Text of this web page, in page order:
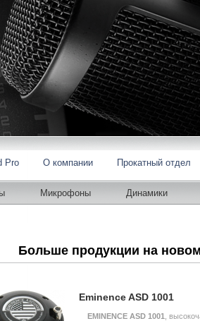
Pro О компании Прокатный отдел
Микрофоны Динамики
Больше продукции на
Eminence ASD 1001
EMINENCE ASD 1001 ,